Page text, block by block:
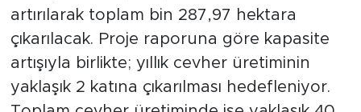
artırılarak toplam bin 287,97 hektara
çıkarılacak. Proje raporuna göre kapasite
artışıyla birlikte; yıllık cevher üretiminin
yaklaşık 2 katına çıkarılması hedefleniyor.